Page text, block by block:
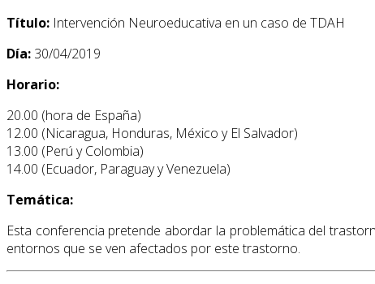
Título: Intervención Neuroeducativa en un caso de TDAH
Día: 30/04/2019
Horario:
20.00 (hora de España)
12.00 (Nicaragua, Honduras, México y El Salvador)
13.00 (Perú y Colombia)
14.00 (Ecuador, Paraguay y Venezuela)
Temática:
Esta conferencia pretende abordar la problemática del
entornos que se ven afectados por este trastorno.